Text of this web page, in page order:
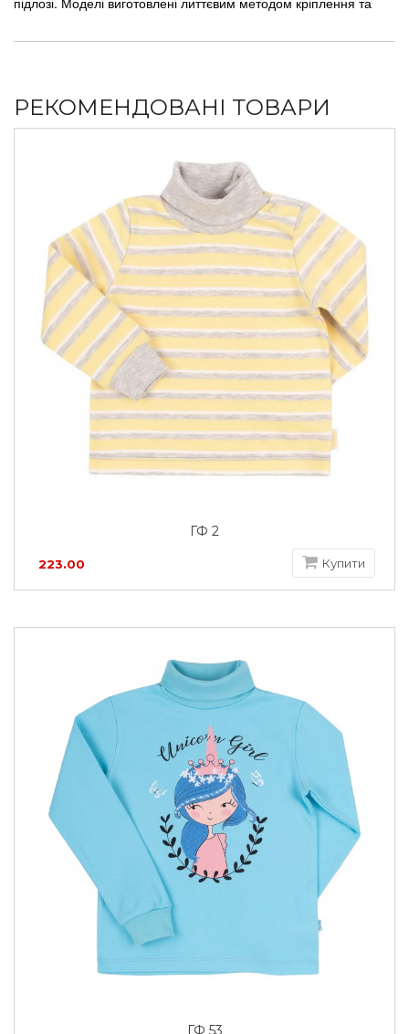
РЕКОМЕНДОВАНІ ТОВАРИ
ГФ 2
223.00 Купити
ГФ 53